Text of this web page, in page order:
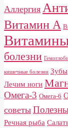
Аллергия
Витамин А
болезни
кишечные болезни Зубы
Лечим ноги
Омега-3 Омега-6
советы
Речная рыба